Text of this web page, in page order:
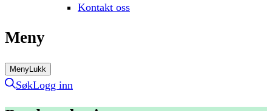
Kontakt oss
Meny
MenyLukk
SøkLogg inn